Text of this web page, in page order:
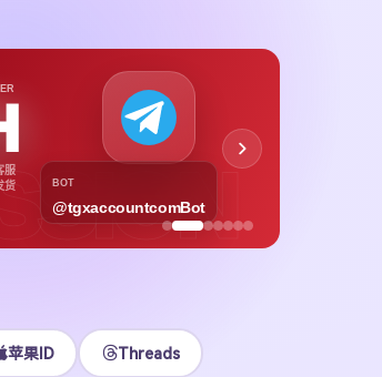
服
货
BOT
@tgxaccountcomBot
苹果ID Threads